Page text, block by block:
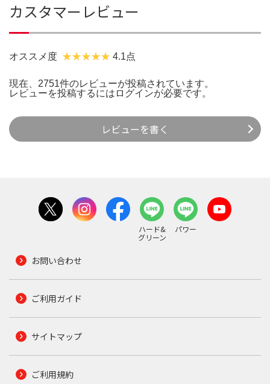
カスタマーレビュー
オススメ度 4.1点
現在、2751件のレビューが投稿されています。
レビューを投稿するには ログインが必要です。
レビューを書く
ハード&
グリーン
パワー
お問い合わせ
ご利用ガイド
サイトマップ
ご利用規約